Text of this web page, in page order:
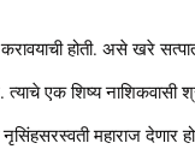
होती. असे खरे
एक शिष्य नाशिकवासी
महाराज देणार